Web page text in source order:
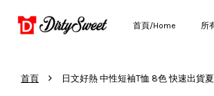
首頁/Home 所
首頁 › 日文好熱 中性短袖T恤 8色 快速出貨